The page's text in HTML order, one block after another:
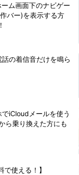
ーム画面下のナビゲー
バー)を表示する方
話の着信音だけを鳴ら
iCloudメールを使う
ら乗り換えた方にも
で使える！】